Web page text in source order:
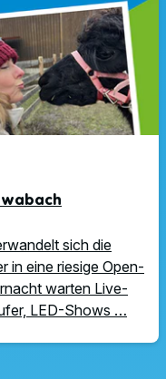
sich die
in eine riesige Open-
warten Live-
LED-Shows …